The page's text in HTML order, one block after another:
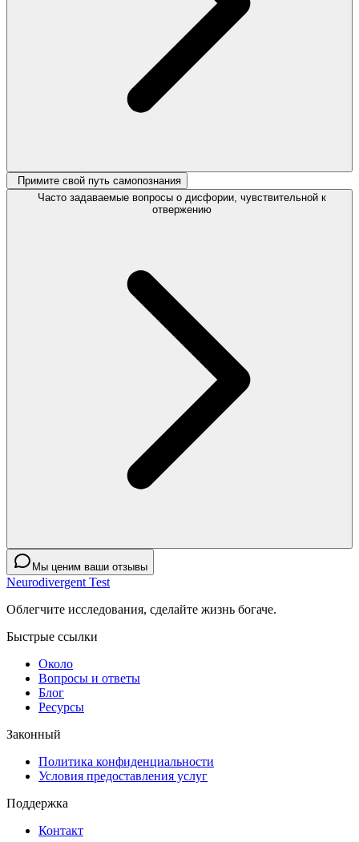
Примите свой путь самопознания
Часто задаваемые вопросы о дисфории, чувствительной к
отвержению
Мы ценим ваши отзывы
Neurodivergent Test
Облегчите исследования, сделайте жизнь богаче.
Быстрые ссылки
Около
Вопросы и ответы
Блог
Ресурсы
Законный
Политика конфиденциальности
Условия предоставления услуг
Поддержка
Контакт